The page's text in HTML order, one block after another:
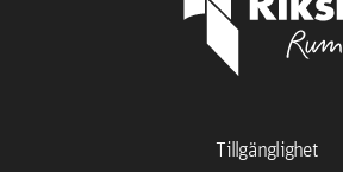
Tillgänglighet